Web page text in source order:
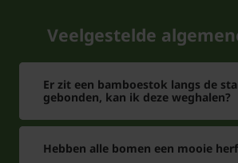
Veelgestelde
Er zit een bamboestok langs de
gebonden, kan ik deze weghalen?
Hebben alle bomen een mooie